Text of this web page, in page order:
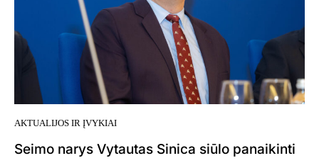
AKTUALIJOS IR ĮVYKIAI
Seimo narys Vytautas Sinica siūlo panaikinti